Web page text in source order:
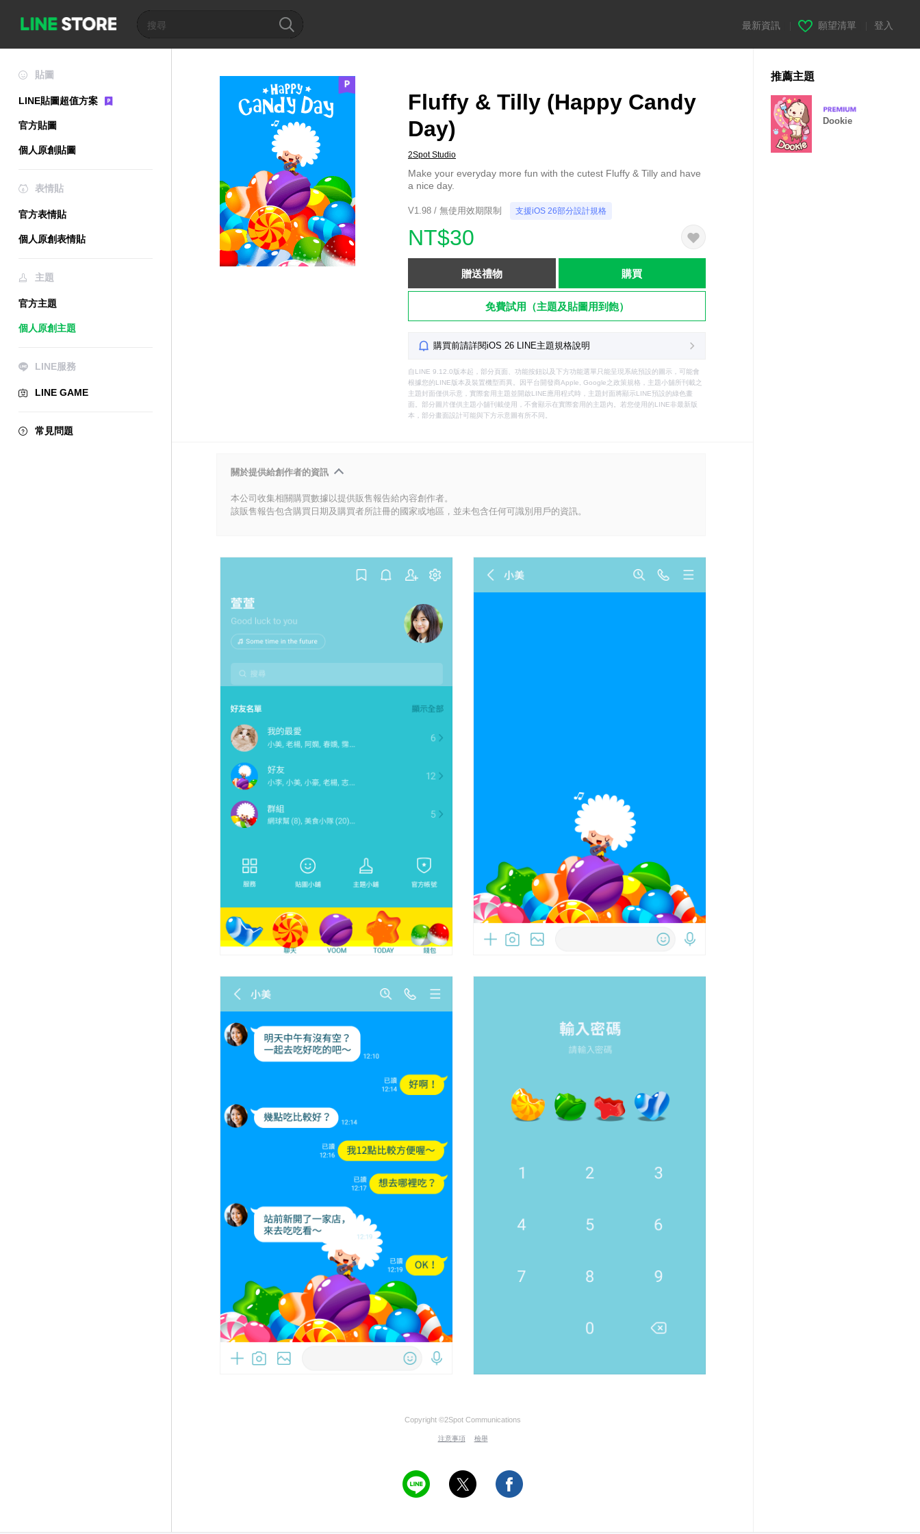
最新資訊 願望清單 登入
貼圖
LINE貼圖超值方案
官方貼圖
個人原創貼圖
表情貼
官方表情貼
個人原創表情貼
主題
官方主題
個人原創主題
LINE服務
LINE GAME
常見問題
Fluffy & Tilly (Happy Candy
Day)
2Spot Studio
Make your everyday more fun with the cutest Fluffy & Tilly and have
a nice day.
V1.98 / 無使用效期限制 支援iOS 26部分設計規格
NT$30
贈送禮物 購買
免費試用（主題及貼圖用到飽）
購買前請詳閱iOS 26 LINE主題規格說明
自LINE 9.12.0版本起，部分頁面、功能按鈕以及下方功能選單只能呈現系統預設的圖示，可能會
根據您的LINE版本及裝置機型而異。因平台開發商Apple, Google之政策規格，主題小舖所刊載之
主題封面僅供示意，實際套用主題並開啟LINE應用程式時，主題封面將顯示LINE預設的綠色畫
面。部分圖片僅供主題小舖刊載使用，不會顯示在實際套用的主題內。若您使用的LINE非最新版
本，部分畫面設計可能與下方示意圖有所不同。
關於提供給創作者的資訊
本公司收集相關購買數據以提供販售報告給內容創作者。
該販售報告包含購買日期及購買者所註冊的國家或地區，並未包含任何可識別用戶的資訊。
Copyright ©2Spot Communications
注意事項 檢舉
推薦主題
Dookie